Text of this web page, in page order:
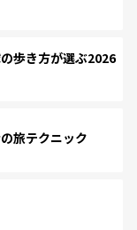
歩き方が選ぶ2026
旅テクニック